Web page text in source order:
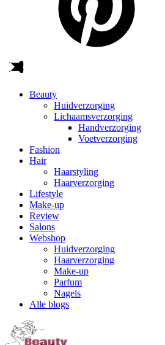
Beauty
Huidverzorging
Lichaamsverzorging
Handverzorging
Voetverzorging
Fashion
Hair
Haarstyling
Haarverzorging
Lifestyle
Make-up
Review
Salons
Webshop
Huidverzorging
Haarverzorging
Make-up
Parfum
Nagels
Alle blogs